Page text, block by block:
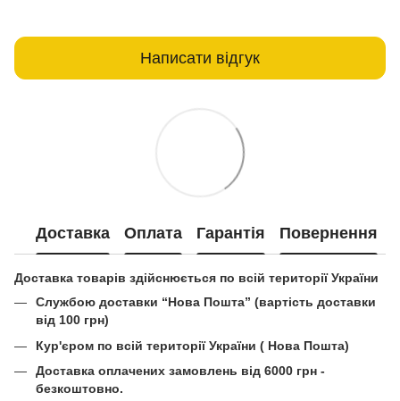
Написати відгук
Доставка Оплата Гарантія Повернення
Доставка товарів здійснюється по всій території України
Службою доставки “Нова Пошта” (вартість доставки
від 100 грн)
Кур'єром по всій території України ( Нова Пошта)
Доставка оплачених замовлень від 6000 грн -
безкоштовно.